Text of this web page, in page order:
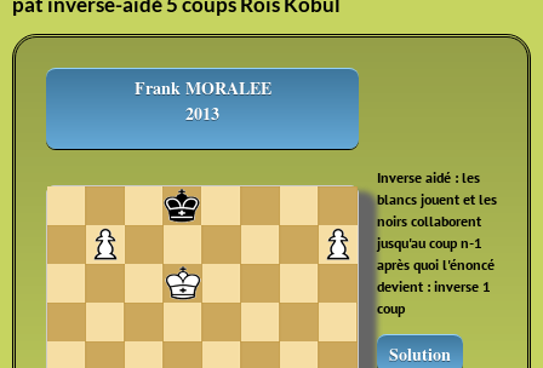
Frank MORALEE
2013
Inverse aidé : les
blancs jouent et les
noirs collaborent
jusqu'au coup n-1
après quoi l'énoncé
devient : inverse 1
coup
Solution